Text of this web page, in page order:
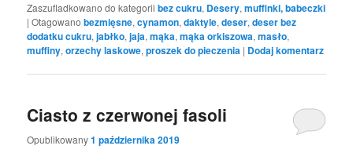
Zaszufladkowano do kategorii bez cukru, Desery,muffinki, babeczki
|Otagowano bezmięsne,cynamon,daktyle,deser,deser bez
dodatku cukru,jabłko,jaja,mąka,mąka orkiszowa,masło,
muffiny,orzechy laskowe,proszek do pieczenia | Dodaj komentarz
Ciasto z czerwonej fasoli
Opublikowany1 października 2019